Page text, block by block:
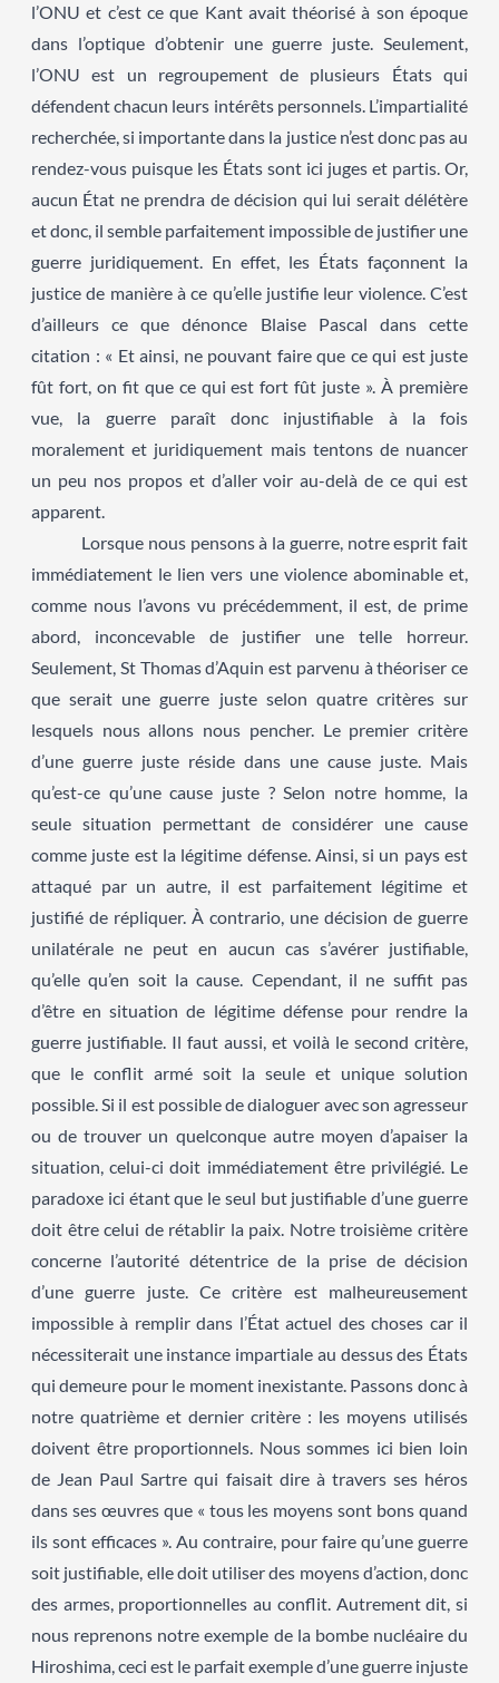
l’ONU et c’est ce que Kant avait théorisé à son époque
dans l’optique d’obtenir une guerre juste. Seulement,
l’ONU est un regroupement de plusieurs États qui
défendent chacun leurs intérêts personnels. L’impartialité
recherchée, si importante dans la justice n’est donc pas au
rendez-vous puisque les États sont ici juges et partis. Or,
aucun État ne prendra de décision qui lui serait délétère
et donc, il semble parfaitement impossible de justifier une
guerre juridiquement. En effet, les États façonnent la
justice de manière à ce qu’elle justifie leur violence. C’est
d’ailleurs ce que dénonce Blaise Pascal dans cette
citation : « Et ainsi, ne pouvant faire que ce qui est juste
fût fort, on fit que ce qui est fort fût juste ». À première
vue, la guerre paraît donc injustifiable à la fois
moralement et juridiquement mais tentons de nuancer
un peu nos propos et d’aller voir au-delà de ce qui est
apparent.
Lorsque nous pensons à la guerre, notre esprit fait
immédiatement le lien vers une violence abominable et,
comme nous l’avons vu précédemment, il est, de prime
abord, inconcevable de justifier une telle horreur.
Seulement, St Thomas d’Aquin est parvenu à théoriser ce
que serait une guerre juste selon quatre critères sur
lesquels nous allons nous pencher. Le premier critère
d’une guerre juste réside dans une cause juste. Mais
qu’est-ce qu’une cause juste ? Selon notre homme, la
seule situation permettant de considérer une cause
comme juste est la légitime défense. Ainsi, si un pays est
attaqué par un autre, il est parfaitement légitime et
justifié de répliquer. À contrario, une décision de guerre
unilatérale ne peut en aucun cas s’avérer justifiable,
qu’elle qu’en soit la cause. Cependant, il ne suffit pas
d’être en situation de légitime défense pour rendre la
guerre justifiable. Il faut aussi, et voilà le second critère,
que le conflit armé soit la seule et unique solution
possible. Si il est possible de dialoguer avec son agresseur
ou de trouver un quelconque autre moyen d’apaiser la
situation, celui-ci doit immédiatement être privilégié. Le
paradoxe ici étant que le seul but justifiable d’une guerre
doit être celui de rétablir la paix. Notre troisième critère
concerne l’autorité détentrice de la prise de décision
d’une guerre juste. Ce critère est malheureusement
impossible à remplir dans l’État actuel des choses car il
nécessiterait une instance impartiale au dessus des États
qui demeure pour le moment inexistante. Passons donc à
notre quatrième et dernier critère : les moyens utilisés
doivent être proportionnels. Nous sommes ici bien loin
de Jean Paul Sartre qui faisait dire à travers ses héros
dans ses œuvres que « tous les moyens sont bons quand
ils sont efficaces ». Au contraire, pour faire qu’une guerre
soit justifiable, elle doit utiliser des moyens d’action, donc
des armes, proportionnelles au conflit. Autrement dit, si
nous reprenons notre exemple de la bombe nucléaire du
Hiroshima, ceci est le parfait exemple d’une guerre injuste